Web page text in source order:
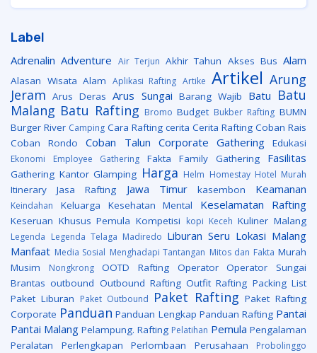
Label
Adrenalin Adventure Air Terjun Akhir Tahun Akses Bus Alam
Alasan Wisata Alam Aplikasi Rafting Artike Artikel Arung
Jeram Arus Deras Arus Sungai Barang Wajib Batu Batu
Malang Batu Rafting Bromo Budget Bukber Rafting BUMN
Burger River Camping Cara Rafting cerita Cerita Rafting Coban Rais
Coban Rondo
Coban Talun Corporate Gathering Edukasi
Ekonomi Employee Gathering Fakta Family Gathering Fasilitas
Gathering Kantor Glamping Harga Helm Homestay Hotel Murah
Itinerary Jasa Rafting Jawa Timur kasembon Keamanan
Keindahan Keluarga Kesehatan Mental Keselamatan Rafting
Keseruan Khusus Pemula Kompetisi kopi Keceh Kuliner Malang
Legenda Legenda Telaga Madiredo Liburan Seru Lokasi Malang
Manfaat Media Sosial Menghadapi Tantangan Mitos dan Fakta Murah
Musim
Nongkrong OOTD Rafting Operator
Operator Sungai
Brantas outbound Outbound Rafting Outfit Rafting Packing List
Paket Liburan Paket Outbound Paket Rafting Paket Rafting
Corporate Panduan Panduan Lengkap Panduan Rafting Pantai
Pantai Malang Pelampung. Rafting Pelatihan Pemula Pengalaman
Peralatan
Perlengkapan Perlombaan Perusahaan
Probolinggo